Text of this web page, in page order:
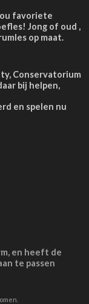
favoriete
Jong of oud ,
op maat.
Conservatorium
bij helpen,
en spelen nu
en heeft de
te passen